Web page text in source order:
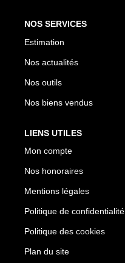
NOS SERVICES
Estimation
Nos actualités
Nos outils
Nos biens vendus
LIENS UTILES
Mon compte
Nos honoraires
Mentions légales
Politique de confidentialité
Politique des cookies
Plan du site